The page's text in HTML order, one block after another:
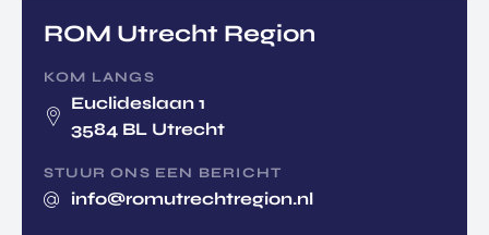
ROM Utrecht Region
KOM LANGS
Euclideslaan 1
3584 BL Utrecht
STUUR ONS EEN BERICHT
info@romutrechtregion.nl